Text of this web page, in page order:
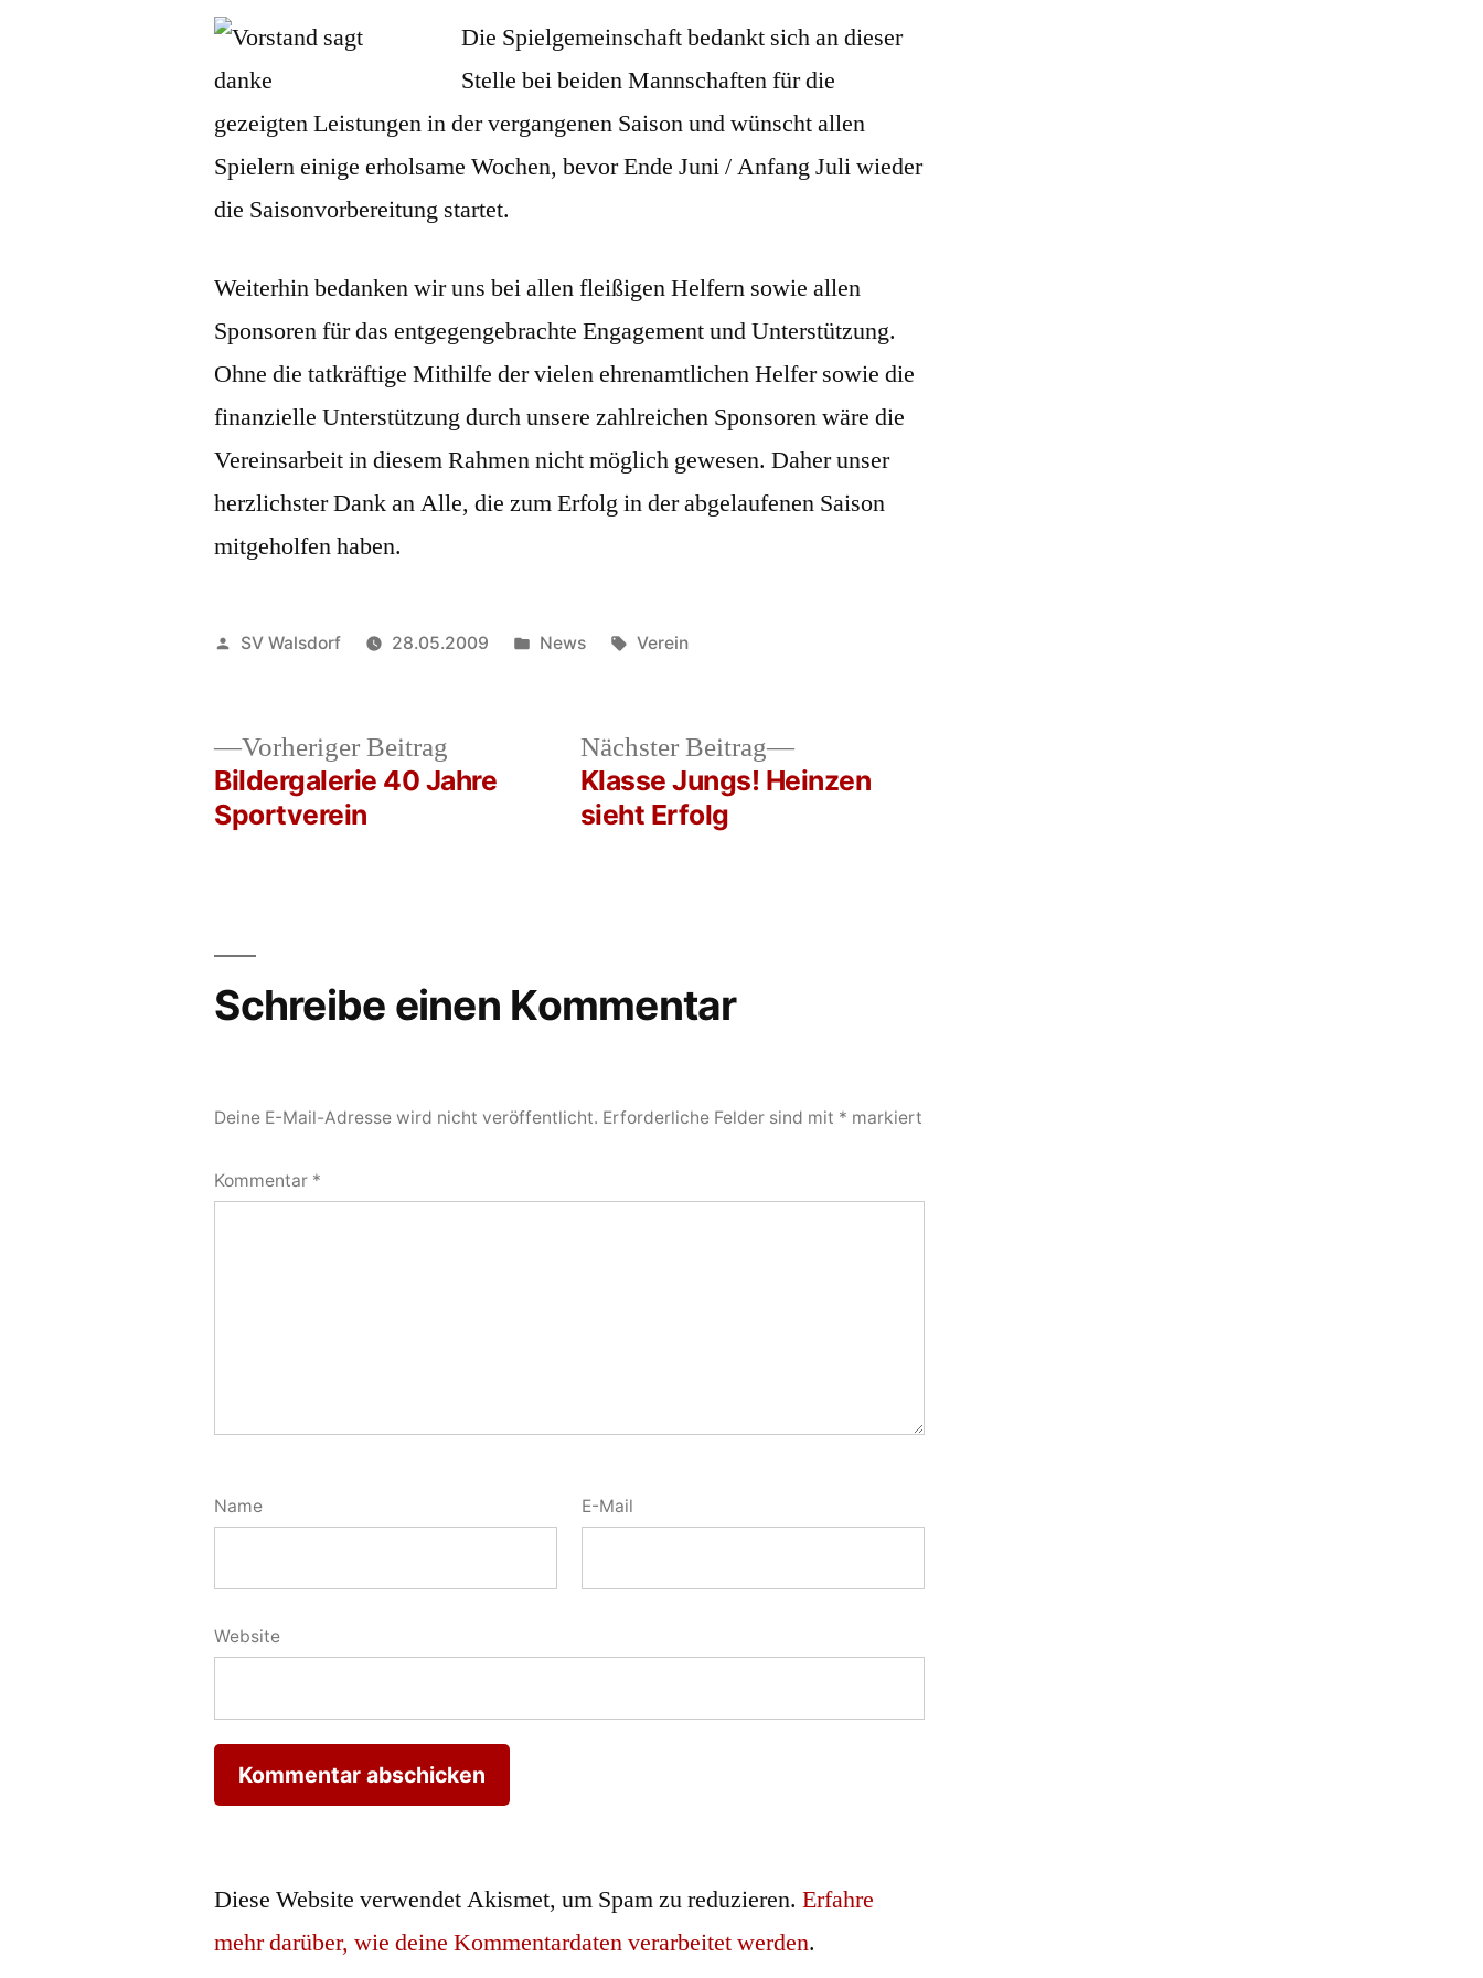
Vorstand
danke
Die Spielgemeinschaft bedankt sich an dieser
Stelle bei beiden Mannschaften für die
gezeigten Leistungen in der vergangenen Saison und wünscht allen
Spielern einige erholsame Wochen, bevor Ende Juni / Anfang Juli wieder
die Saisonvorbereitung startet.
Weiterhin bedanken wir uns bei allen fleißigen Helfern sowie allen
Sponsoren für das entgegengebrachte Engagement und Unterstützung.
Ohne die tatkräftige Mithilfe der vielen ehrenamtlichen Helfer sowie die
finanzielle Unterstützung durch unsere zahlreichen Sponsoren wäre die
Vereinsarbeit in diesem Rahmen nicht möglich gewesen. Daher unser
herzlichster Dank an Alle, die zum Erfolg in der abgelaufenen Saison
mitgeholfen haben.
Veröffentlicht
SV Walsdorf 28.05.2009
Veröffentlicht
News Schlagwörter:
Verein
Beitrags-
Vorheriger Beitrag
Beitrag:
Bildergalerie 40 Jahre
Sportverein
Nächster Beitrag
Nächster
Beitrag:
Klasse Jungs! Heinzen
sieht Erfolg
Schreibe einen Kommentar
Deine E-Mail-Adresse wird nicht veröffentlicht. Erforderliche Felder sind mit * markiert
Kommentar *
Name E-Mail
Website
Diese Website verwendet Akismet, um Spam zu reduzieren.Erfahre
mehr darüber, wie deine Kommentardaten verarbeitet werden.